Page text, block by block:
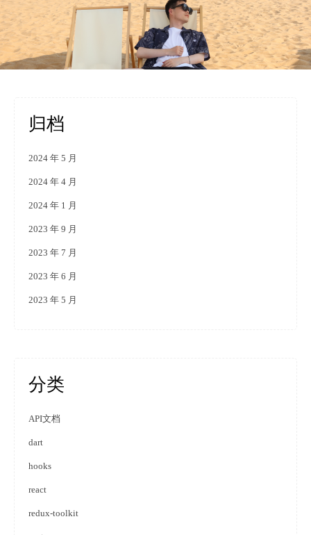
归档
2024 年 5 月
2024 年 4 月
2024 年 1 月
2023 年 9 月
2023 年 7 月
2023 年 6 月
2023 年 5 月
分类
API文档
dart
hooks
react
redux-toolkit